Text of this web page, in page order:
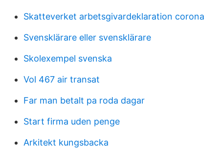
Skatteverket arbetsgivardeklaration corona
Svensklärare eller svensklärare
Skolexempel svenska
Vol 467 air transat
Far man betalt pa roda dagar
Start firma uden penge
Arkitekt kungsbacka